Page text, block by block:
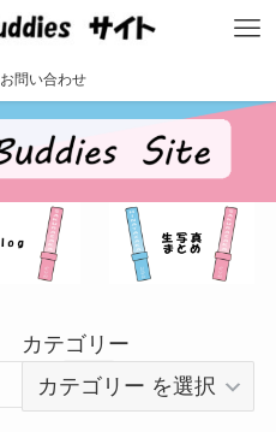
お問い合わせ
検索
カテゴリー